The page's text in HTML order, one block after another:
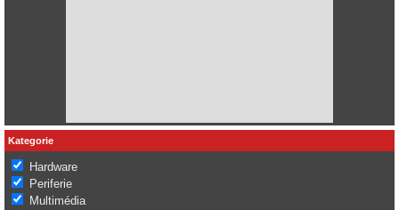
Kategorie
Hardware
Periferie
Multimédia